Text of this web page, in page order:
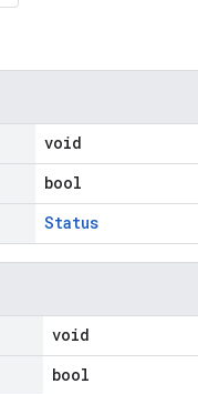
void
bool
Status
void
bool